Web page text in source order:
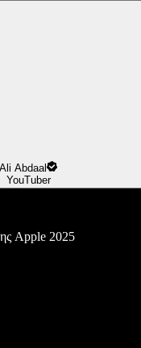
Ali Abdaal
YouTuber
Apple 2025